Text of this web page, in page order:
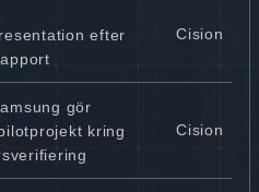
efter
Cision
gör
kring
Cision